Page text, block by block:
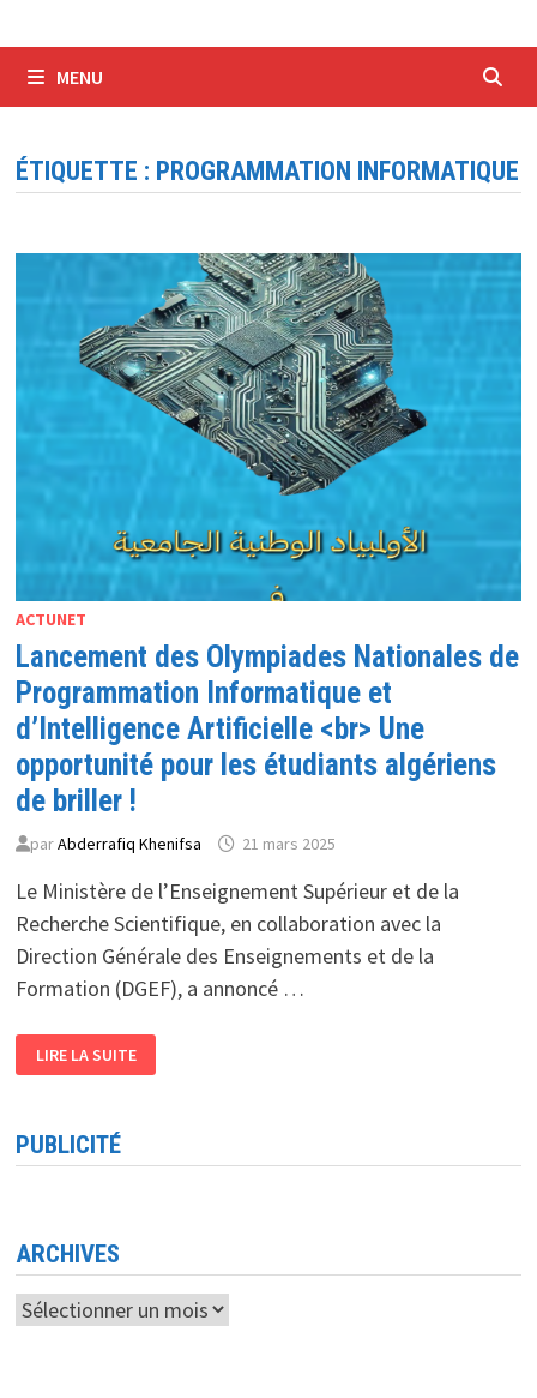
MENU
ÉTIQUETTE : PROGRAMMATION INFORMATIQUE
ACTUNET
Lancement des Olympiades Nationales de
Programmation Informatique et
d’Intelligence Artificielle <br> Une
opportunité pour les étudiants algériens
de briller !
parAbderrafiq Khenifsa 21 mars 2025
Le Ministère de l’Enseignement Supérieur et de la
Recherche Scientifique, en collaboration avec la
Direction Générale des Enseignements et de la
Formation (DGEF), a annoncé …
DES
OLYMPIADES
PROGRAMMATION
INFORMATIQUE
ET
OPPORTUNITÉ
POUR
LES
ÉTUDIANTS
ALGÉRIENS
DE
LIRE LA SUITE
PUBLICITÉ
ARCHIVES
Archives